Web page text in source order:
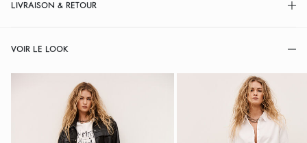
LIVRAISON & RETOUR
VOIR LE LOOK